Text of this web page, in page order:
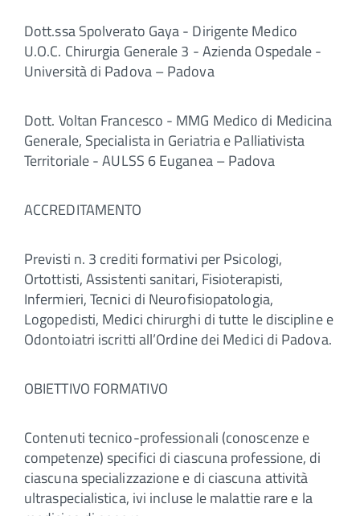
Dott.ssa Spolverato Gaya - Dirigente Medico
U.O.C. Chirurgia Generale 3 - Azienda Ospedale -
Università di Padova – Padova
Dott. Voltan Francesco - MMG Medico di Medicina
Generale, Specialista in Geriatria e Palliativista
Territoriale - AULSS 6 Euganea – Padova
ACCREDITAMENTO
Previsti n. 3 crediti formativi per Psicologi,
Ortottisti, Assistenti sanitari, Fisioterapisti,
Infermieri, Tecnici di Neurofisiopatologia,
Logopedisti, Medici chirurghi di tutte le discipline e
Odontoiatri iscritti all’Ordine dei Medici di Padova.
OBIETTIVO FORMATIVO
Contenuti tecnico-professionali (conoscenze e
competenze) specifici di ciascuna professione, di
ciascuna specializzazione e di ciascuna attività
ultraspecialistica, ivi incluse le malattie rare e la